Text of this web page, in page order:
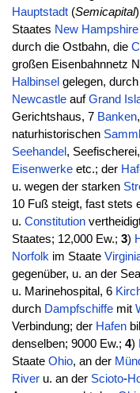
Hauptstadt(Semicapital
Staates New Hampshire
durch die Ostbahn, die
großen Eisenbahnnetz
Halbinsel gelegen, durch
NewcastleaufGrand
Gerichtshaus, 7 Banken,
naturhistorischen
Seehandel , Seefischerei,
Eisenwerkeetc.; der
u. wegen der starken
10 Fuß steigt, fast stets
u. Constitution
Staates; 12,000 Ew.; 3)
Norfolkim Staate
gegenüber, u. an der
u. Marinehospital, 6
durch Dampfschiffemit
Verbindung; der Hafen
denselben; 9000 Ew.; 4)
Staate Ohio, an der
Riveru. an der Scioto-